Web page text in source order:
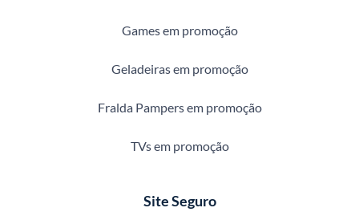
Games em promoção
Geladeiras em promoção
Fralda Pampers em promoção
TVs em promoção
Site Seguro